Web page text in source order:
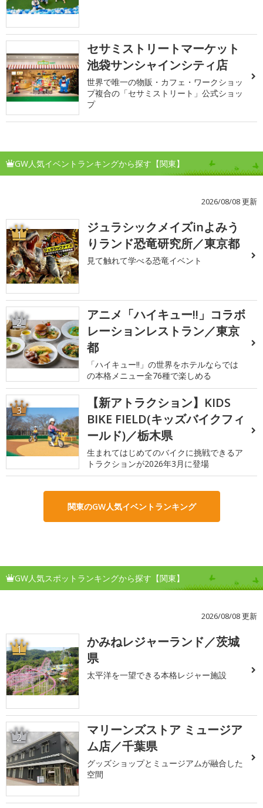
セサミストリートマーケット
池袋サンシャインシティ店
世界で唯一の物販・カフェ・ワークショッ
プ複合の「セサミストリート」公式ショッ
プ
GW人気イベントランキングから探す【関東】
2026/08/08 更新
1
ジュラシックメイズinよみう
りランド恐竜研究所／東京都
見て触れて学べる恐竜イベント
2
アニメ「ハイキュー!!」コラボ
レーションレストラン／東京
都
「ハイキュー!!」の世界をホテルならでは
の本格メニュー全76種で楽しめる
3
【新アトラクション】KIDS
BIKE FIELD(キッズバイクフィ
ールド)／栃木県
生まれてはじめてのバイクに挑戦できるア
トラクションが2026年3月に登場
関東のGW人気イベントランキング
GW人気スポットランキングから探す【関東】
2026/08/08 更新
1
かみねレジャーランド／茨城
県
太平洋を一望できる本格レジャー施設
2
マリーンズストア ミュージア
ム店／千葉県
グッズショップとミュージアムが融合した
空間